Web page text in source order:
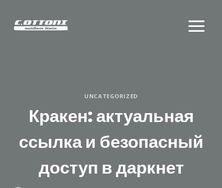
content
UNCATEGORIZED
Кракен: актуальная
ссылка и безопасный
доступ в даркнет